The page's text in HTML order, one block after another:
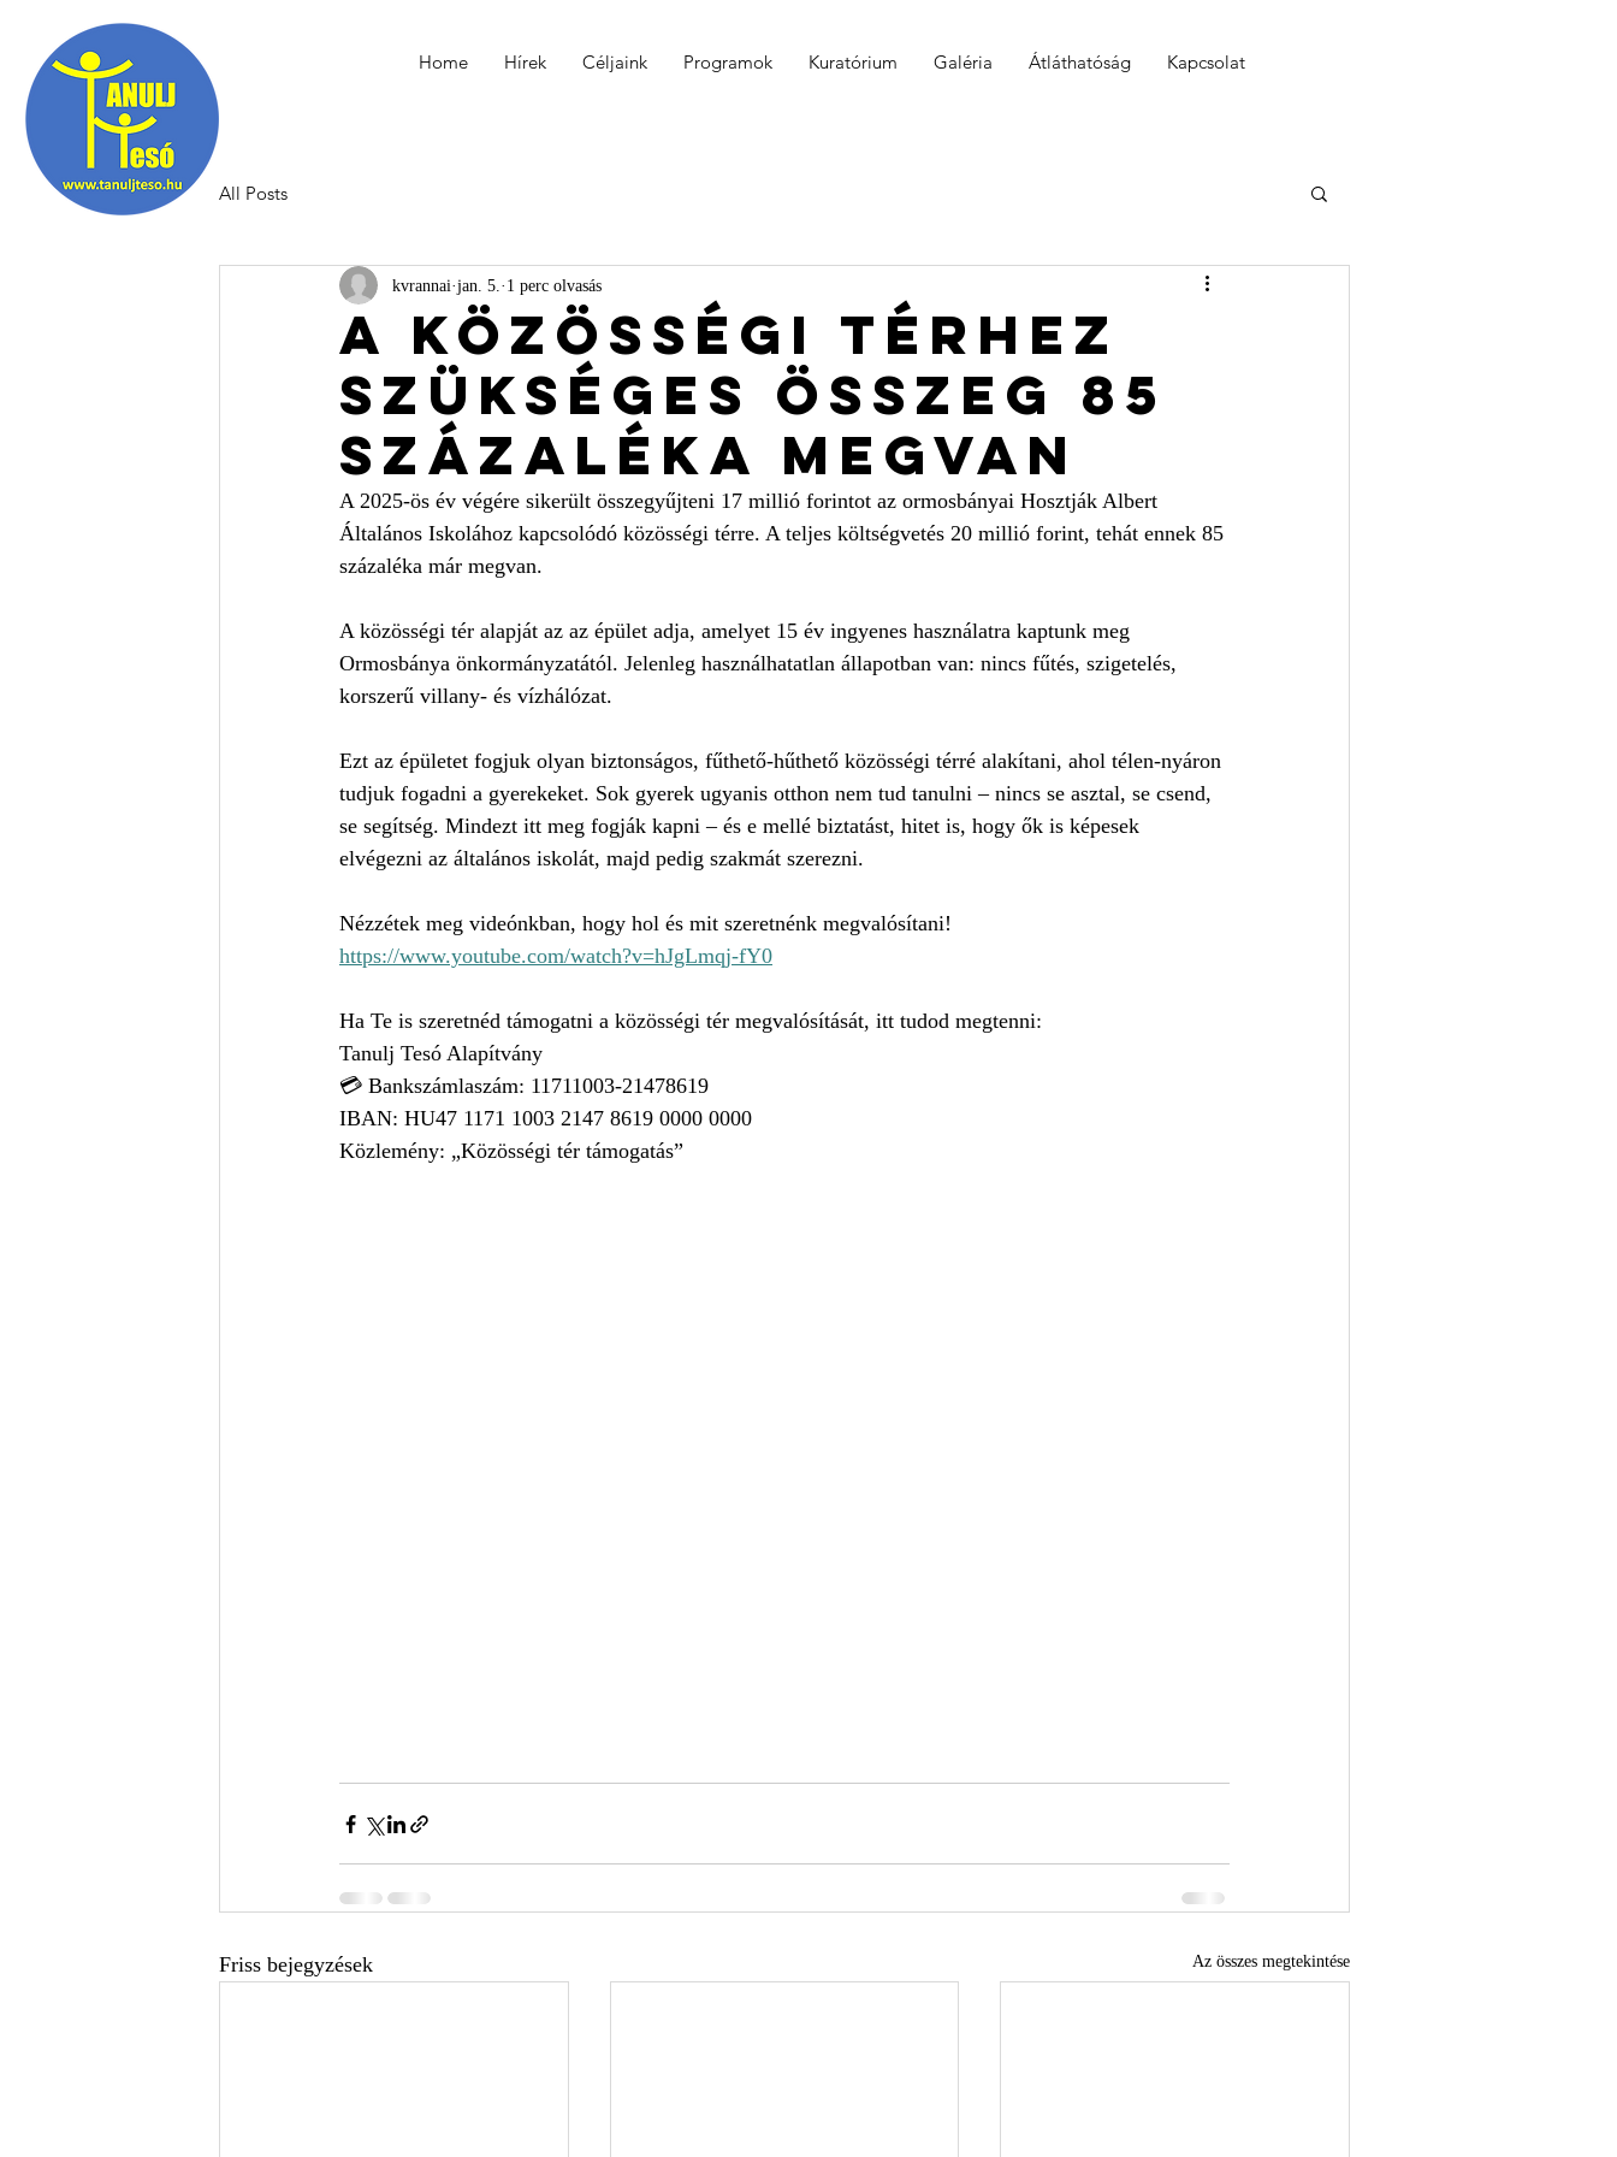
Home Hírek Céljaink Programok Kuratórium Galéria Átláthatóság Kapcsolat
All Posts
A közösségi térhez
szükséges összeg 85
százaléka megvan
kvrannai jan. 5. 1 perc olvasás
A 2025-ös év végére sikerült összegyűjteni 17 millió forintot az ormosbányai Hosztják Albert
Általános Iskolához kapcsolódó közösségi térre. A teljes költségvetés 20 millió forint, tehát ennek 85
százaléka már megvan.
A közösségi tér alapját az az épület adja, amelyet 15 év ingyenes használatra kaptunk meg
Ormosbánya önkormányzatától. Jelenleg használhatatlan állapotban van: nincs fűtés, szigetelés,
korszerű villany- és vízhálózat.
Ezt az épületet fogjuk olyan biztonságos, fűthető-hűthető közösségi térré alakítani, ahol télen-nyáron
tudjuk fogadni a gyerekeket. Sok gyerek ugyanis otthon nem tud tanulni – nincs se asztal, se csend,
se segítség. Mindezt itt meg fogják kapni – és e mellé biztatást, hitet is, hogy ők is képesek
elvégezni az általános iskolát, majd pedig szakmát szerezni.
Nézzétek meg videónkban, hogy hol és mit szeretnénk megvalósítani!
https://www.youtube.com/watch?v=hJgLmqj-fY0
Ha Te is szeretnéd támogatni a közösségi tér megvalósítását, itt tudod megtenni:
Tanulj Tesó Alapítvány
💳 Bankszámlaszám: 11711003-21478619
IBAN: HU47 1171 1003 2147 8619 0000 0000
Közlemény: „Közösségi tér támogatás”
Friss bejegyzések Az összes megtekintése